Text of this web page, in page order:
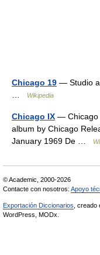
Chicago 19 — Studio
Wikipedia
Chicago IX — Chicago
album by Chicago
January 1969 De …
© Academic, 2000-2026
Contacte con nosotros: Apoyo
Exportación Diccionarios , creado
WordPress, MODx.